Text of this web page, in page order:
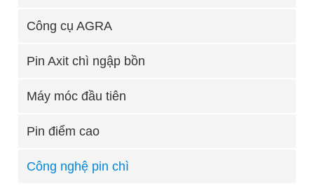
Công cụ AGRA
Pin Axit chì ngập bồn
Máy móc đầu tiên
Pin điểm cao
Công nghệ pin chì